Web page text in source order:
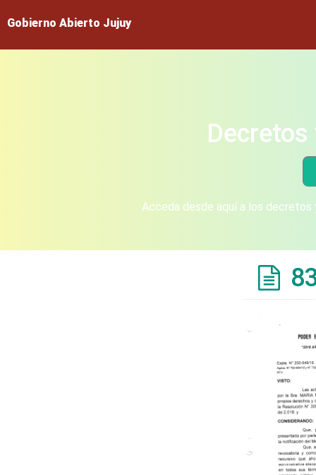
Gobierno Abierto Jujuy
Acceda desde aquí a los